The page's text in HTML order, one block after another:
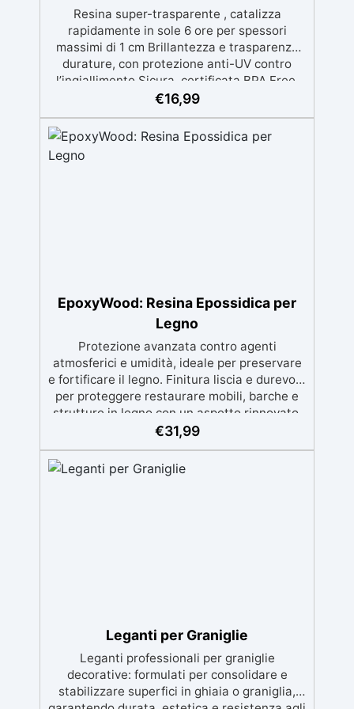
Resina super-trasparente , catalizza
rapidamente in sole 6 ore per spessori
massimi di 1 cm Brillantezza e trasparenza
durature, con protezione anti-UV contro
l’ingiallimento Sicura, certificata BPA Free,
senza solventi e inodore, prodotta al 100% in
lavorare, con bassa viscosità per ridurre le
bolle Ideale per gioielli, piccole colate,
decorazioni e prototipazione rapida.
€16,99
EpoxyWood: Resina Epossidica per
Legno
Protezione avanzata contro agenti
atmosferici e umidità, ideale per preservare
e fortificare il legno. Finitura liscia e durevole
per proteggere restaurare mobili, barche e
strutture in legno con un aspetto rinnovato.
Stabilizzazione del legno senza bolle d’aria,
nel tempo. Elevata resistenza chimica e
meccanica, facilmente colorabile per progetti
€31,99
Leganti per Graniglie
Leganti professionali per graniglie
decorative: formulati per consolidare e
stabilizzare superfici in ghiaia o graniglia,